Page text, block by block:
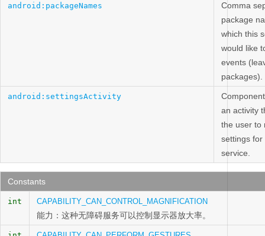
android:packageNames
Comma
package
which this
would like
events
packages).
android:settingsActivity
an activity
the user to
settings for
service.
Constants
int CAPABILITY_CAN_CONTROL_MAGNIFICATION
能力：这种无障碍服务可以控制显示器放大率。